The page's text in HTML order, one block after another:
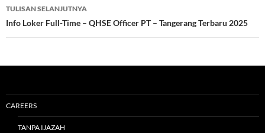
TULISAN SELANJUTNYA
Info Loker Full-Time – QHSE Officer PT – Tangerang Terbaru 2025
CAREERS
TANPA IJAZAH